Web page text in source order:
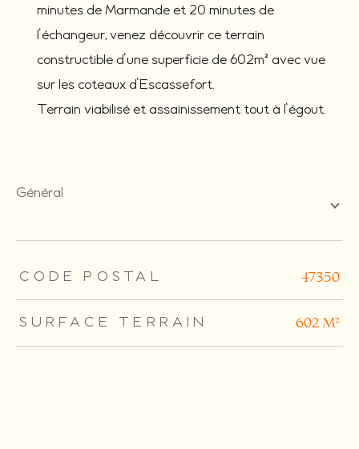
minutes de Marmande et 20 minutes de
l'échangeur, venez découvrir ce terrain
constructible d'une superficie de 602m² avec vue
sur les coteaux d'Escassefort.
Terrain viabilisé et assainissement tout à l'égout.
général
TRAD_ZEPHYR_Caracteristique TRAD_ZEPHYR_Valeurs
CODE POSTAL 47350
SURFACE TERRAIN 602 m²